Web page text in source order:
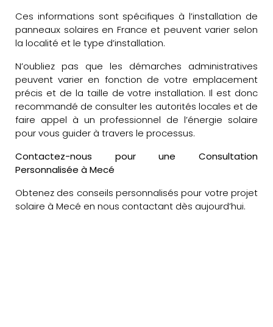
Ces informations sont spécifiques à l’installation de
panneaux solaires en France et peuvent varier selon
la localité et le type d’installation.
N’oubliez pas que les démarches administratives
peuvent varier en fonction de votre emplacement
précis et de la taille de votre installation. Il est donc
recommandé de consulter les autorités locales et de
faire appel à un professionnel de l’énergie solaire
pour vous guider à travers le processus.
Contactez-nous pour une Consultation
Personnalisée à Mecé
Obtenez des conseils personnalisés pour votre projet
solaire à Mecé en nous contactant dès aujourd’hui.